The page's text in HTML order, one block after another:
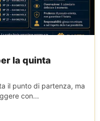
la quinta
il punto di partenza, ma
con...